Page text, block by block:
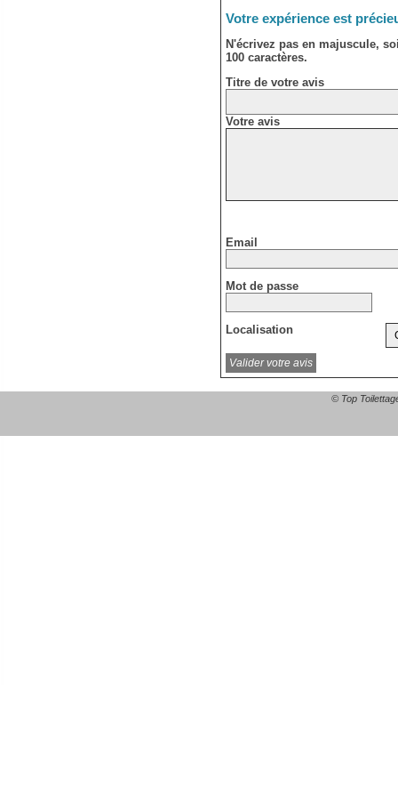
Votre expérience est
N'écrivez pas en majuscule,
100 caractères.
Titre de votre avis
Votre avis
Email
Mot de passe
Localisation
© Top